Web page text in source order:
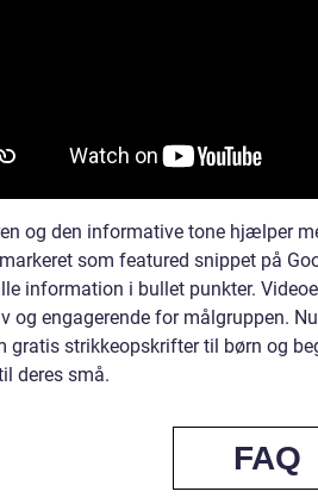
og den informative tone hjælper
som featured snippet på
information i bullet punkter.
og engagerende for målgruppen.
gratis strikkeopskrifter til børn og
deres små.
FAQ